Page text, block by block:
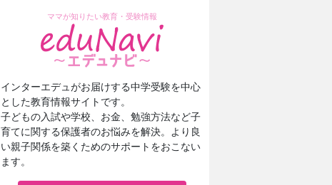
ママが知りたい教育・受験情報
インターエデュがお届けする中学受験を中心
とした教育情報サイトです。
子どもの入試や学校、お金、勉強方法など子
育てに関する保護者のお悩みを解決。より良
い親子関係を築くためのサポートをおこない
ます。